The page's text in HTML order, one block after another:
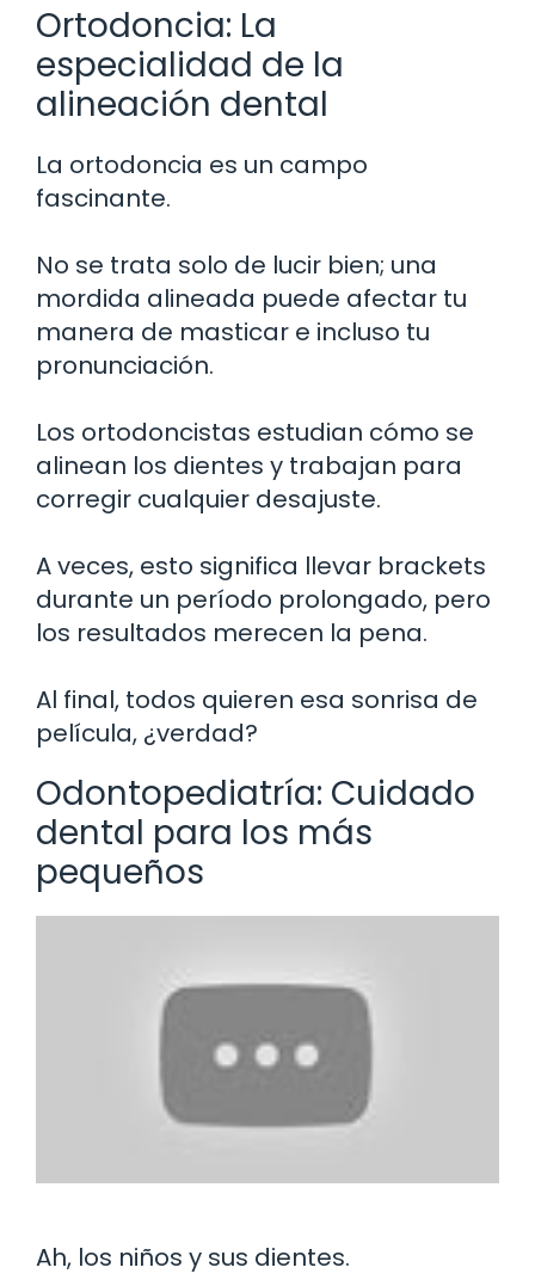
Ortodoncia: La
especialidad de la
alineación dental
La ortodoncia es un campo
fascinante.
No se trata solo de lucir bien; una
mordida alineada puede afectar tu
manera de masticar e incluso tu
pronunciación.
Los ortodoncistas estudian cómo se
alinean los dientes y trabajan para
corregir cualquier desajuste.
A veces, esto significa llevar brackets
durante un período prolongado, pero
los resultados merecen la pena.
Al final, todos quieren esa sonrisa de
película, ¿verdad?
Odontopediatría: Cuidado
dental para los más
pequeños
Ah, los niños y sus dientes.